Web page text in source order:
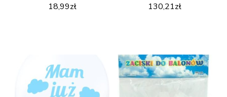
18,99zł 130,21zł